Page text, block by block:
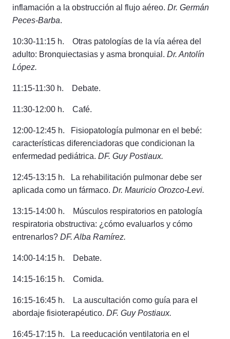
inflamación a la obstrucción al flujo aéreo. Dr. Germán
Peces-Barba.
10:30-11:15 h. Otras patologías de la vía aérea del
adulto: Bronquiectasias y asma bronquial. Dr. Antolín
López.
11:15-11:30 h. Debate.
11:30-12:00 h. Café.
12:00-12:45 h. Fisiopatología pulmonar en el bebé:
características diferenciadoras que condicionan la
enfermedad pediátrica. DF. Guy Postiaux.
12:45-13:15 h. La rehabilitación pulmonar debe ser
aplicada como un fármaco. Dr. Mauricio Orozco-Levi.
13:15-14:00 h. Músculos respiratorios en patología
respiratoria obstructiva: ¿cómo evaluarlos y cómo
entrenarlos? DF. Alba Ramírez.
14:00-14:15 h. Debate.
14:15-16:15 h. Comida.
16:15-16:45 h. La auscultación como guía para el
abordaje fisioterapéutico. DF. Guy Postiaux.
16:45-17:15 h. La reeducación ventilatoria en el